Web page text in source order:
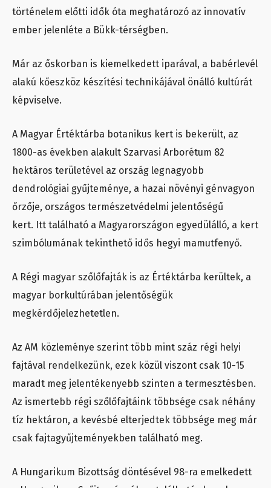
történelem előtti idők óta meghatározó az innovatív
ember jelenléte a Bükk-térségben.
Már az őskorban is kiemelkedett iparával, a babérlevél
alakú kőeszköz készítési technikájával önálló kultúrát
képviselve.
A Magyar Értéktárba botanikus kert is bekerült, az
1800-as években alakult Szarvasi Arborétum 82
hektáros területével az ország legnagyobb
dendrológiai gyűjteménye, a hazai növényi génvagyon
őrzője, országos természetvédelmi jelentőségű
kert. Itt található a Magyarországon egyedülálló, a kert
szimbólumának tekinthető idős hegyi mamutfenyő.
A Régi magyar szőlőfajták is az Értéktárba kerültek, a
magyar borkultúrában jelentőségük
megkérdőjelezhetetlen.
Az AM közleménye szerint több mint száz régi helyi
fajtával rendelkezünk, ezek közül viszont csak 10-15
maradt meg jelentékenyebb szinten a termesztésben.
Az ismertebb régi szőlőfajtáink többsége csak néhány
tíz hektáron, a kevésbé elterjedtek többsége meg már
csak fajtagyűjteményekben található meg.
A Hungarikum Bizottság döntésével 98-ra emelkedett